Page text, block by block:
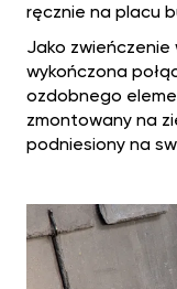
ręcznie na placu
Jako
wykończona
ozdobnego
zmontowany na
podniesiony na